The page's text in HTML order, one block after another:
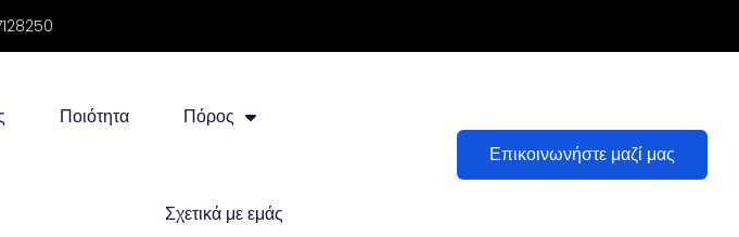
Ποιότητα Πόρος
Σχετικά με εμάς
Επικοινωνήστε μαζί μας